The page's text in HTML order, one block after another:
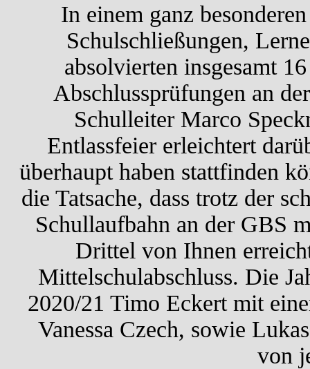
In einem ganz
Schulschließungen,
absolvierten insgesamt
Abschlussprüfungen an
Schulleiter Marco
Entlassfeier erleichtert
überhaupt haben stattfinden
die Tatsache, dass trotz der
Schullaufbahn an der GBS
Drittel von Ihnen
Mittelschulabschluss. Die
2020/21 Timo Eckert mit
Vanessa Czech, sowie
von